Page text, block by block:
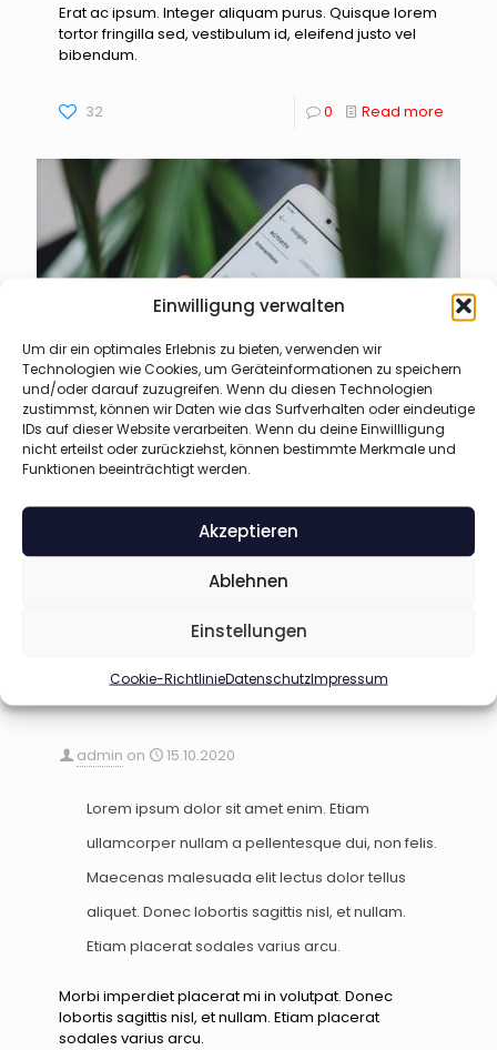
Einwilligung verwalten
Um dir ein optimales Erlebnis zu bieten, verwenden wir
Technologien wie Cookies, um Geräteinformationen zu speichern
und/oder darauf zuzugreifen. Wenn du diesen Technologien
zustimmst, können wir Daten wie das Surfverhalten oder eindeutige
IDs auf dieser Website verarbeiten. Wenn du deine Einwillligung
nicht erteilst oder zurückziehst, können bestimmte Merkmale und
Funktionen beeinträchtigt werden.
Akzeptieren
Ablehnen
Einstellungen
Cookie-RichtlinieDatenschutzImpressum
Erat ac ipsum. Integer aliquam purus. Quisque lorem
tortor fringilla sed, vestibulum id, eleifend justo vel
bibendum.
32 0 Read more
adminon
15.10.2020
Post with Intro Header
Morbi enim nulla, pulvinar non enim sed. Sed sed
Donec interdum nullam.
0 Read more
admin on 15.10.2020
Lorem ipsum dolor sit amet enim. Etiam
ullamcorper nullam a pellentesque dui, non felis.
Maecenas malesuada elit lectus dolor tellus
aliquet. Donec lobortis sagittis nisl, et nullam.
Etiam placerat sodales varius arcu.
Morbi imperdiet placerat mi in volutpat. Donec
lobortis sagittis nisl, et nullam. Etiam placerat
sodales varius arcu.